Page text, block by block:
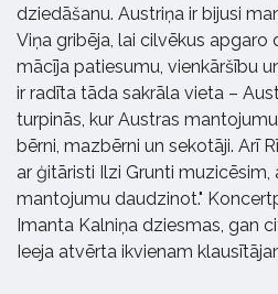
dziedāšanu. Austriņa ir bijusi
Viņa gribēja, lai cilvēkus apgaro
mācīja patiesumu, vienkāršību
ir radīta tāda sakrāla vieta –
turpinās, kur Austras
bērni, mazbērni un sekotāji. Arī
ar ģitāristi Ilzi Grunti
mantojumu daudzinot."
Imanta Kalniņa dziesmas, gan
Ieeja atvērta ikvienam